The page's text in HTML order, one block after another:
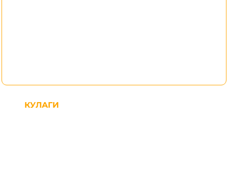
КУЛАГИ